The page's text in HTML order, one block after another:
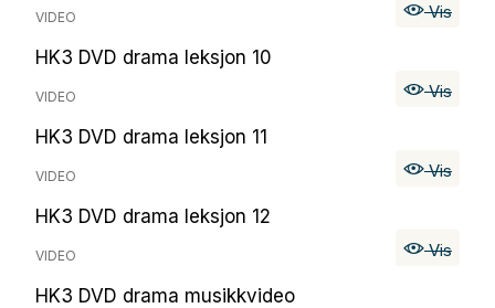
VIDEO Vis
HK3 DVD drama leksjon 10
VIDEO Vis
HK3 DVD drama leksjon 11
VIDEO Vis
HK3 DVD drama leksjon 12
VIDEO Vis
HK3 DVD drama musikkvideo